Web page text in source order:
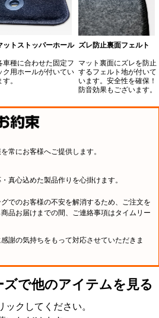
ットストッパーホール
車種に合わせた固定フ
ク用ホールが付いてい
す。
ズレ防止裏面フェルト
マット裏面にズレを防止
するフェルト地が付いて
います。安全性を確保！
防音効果もございます。
常にお客様へご提供します。
真心込めた製品作りを心掛けます。
でのお客様の不安を解消するため、ご注文を
品お届けまでの間、ご連絡事項はタイムリー
謝の気持ちをもって対応させていただきま
ズで他のアイテムを見る
ックしてください。